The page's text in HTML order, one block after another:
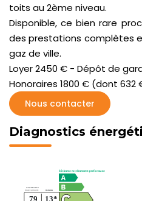
toits au 2ème niveau.
Disponible, ce bien rare
des prestations complètes
gaz de ville.
Loyer 2450 € - Dépôt de
Honoraires 1800 € (dont
Nous contacter
Diagnostics